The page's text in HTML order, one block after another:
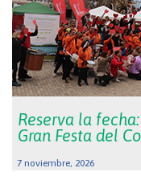
Reserva la
Gran Festa del
7 noviembre, 2026